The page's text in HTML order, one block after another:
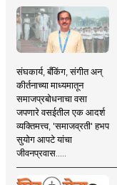
संघकार्य, बँकिंग, संगीत अन्
कीर्तनाच्या माध्यमातून
समाजप्रबोधनाचा वसा
जपणारे वसईतील एक आदर्श
व्यक्तिमत्त्व, 'समाजव्रती' हभप
सुयोग आपटे यांचा
जीवनप्रवास.....